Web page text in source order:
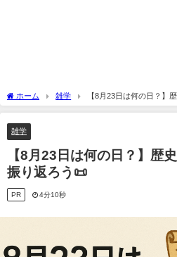
ホーム 雑学 【8月23日は何の日？】
雑学
【8月23日は何の日？】歴
振り返ろう📜
PR 4分10秒